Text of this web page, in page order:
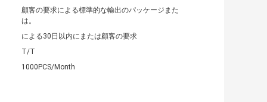
顧客の要求による標準的な輸出のパッケージまた
は。
による30日以内にまたは顧客の要求
T/T
1000PCS/Month